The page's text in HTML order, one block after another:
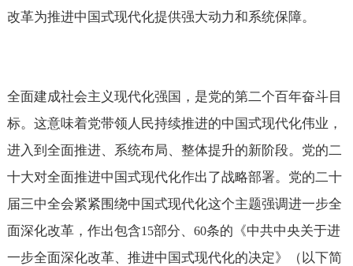
改革为推进中国式现代化提供强大动力和系统保障。
全面建成社会主义现代化强国，是党的第二个百年奋斗目
标。这意味着党带领人民持续推进的中国式现代化伟业，
进入到全面推进、系统布局、整体提升的新阶段。党的二
十大对全面推进中国式现代化作出了战略部署。党的二十
届三中全会紧紧围绕中国式现代化这个主题强调进一步全
面深化改革，作出包含15部分、 60条的《中共中央关于进
一步全面深化改革、推进中国式现代化的决定》（以下简